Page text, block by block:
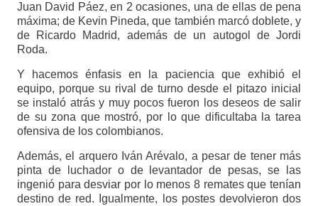
Juan David Páez, en 2 ocasiones, una de ellas de pena
máxima; de Kevin Pineda, que también marcó doblete, y
de Ricardo Madrid, además de un autogol de Jordi
Roda.
Y hacemos énfasis en la paciencia que exhibió el
equipo, porque su rival de turno desde el pitazo inicial
se instaló atrás y muy pocos fueron los deseos de salir
de su zona que mostró, por lo que dificultaba la tarea
ofensiva de los colombianos.
Además, el arquero Iván Arévalo, a pesar de tener más
pinta de luchador o de levantador de pesas, se las
ingenió para desviar por lo menos 8 remates que tenían
destino de red. Igualmente, los postes devolvieron dos